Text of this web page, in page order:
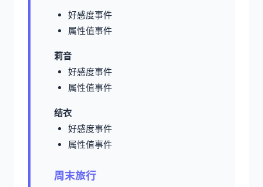
好感度事件
属性值事件
莉音
好感度事件
属性值事件
结衣
好感度事件
属性值事件
周末旅行